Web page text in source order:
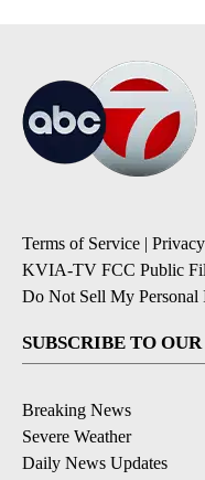
Terms of Service |
KVIA-TV FCC Public
Do Not Sell My Personal
SUBSCRIBE TO
Breaking News
Severe Weather
Daily News Updates